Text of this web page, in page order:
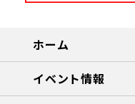
ホーム
イベント情報